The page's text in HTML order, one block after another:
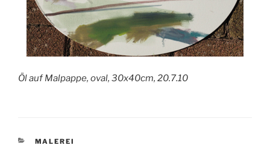
Öl auf Malpappe, oval, 30x40cm, 20.7.10
KATEGORIEN
MALEREI